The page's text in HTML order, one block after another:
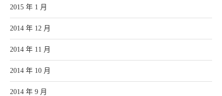
2015 年 1 月
2014 年 12 月
2014 年 11 月
2014 年 10 月
2014 年 9 月